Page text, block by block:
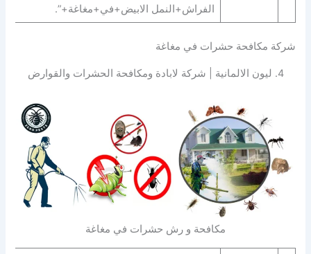
الفراش+النمل الابيض+في+مغاغة+”.
شركة مكافحة حشرات في مغاغة
4. ليون الالمانية | شركة لابادة ومكافحة الحشرات والقوارض
مكافحة و رش حشرات في مغاغة